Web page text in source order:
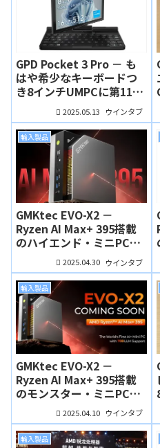
GPD Pocket 3 Pro － も
はや希少なキーボードつ
き8インチUMPCに第11世
代Core i3搭載モデルが登
場！
2025.05.13 ウインタブ
輸入製品
GMKtec EVO-X2 －
Ryzen AI Max+ 395搭載
のハイエンド・ミニPC、
Amazonと楽天で予約販
売がスタート！21万円か
らと格安！
2025.04.30 ウインタブ
輸入製品
GMKtec EVO-X2 －
Ryzen AI Max+ 395搭載
のモンスター・ミニPCが
4月15日から先行予約開
始！
2025.04.10 ウインタブ
輸入製品